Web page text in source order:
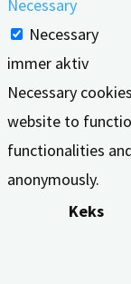
Necessary
Necessary
immer aktiv
Necessary
website to
functionalities
anonymously.
Keks